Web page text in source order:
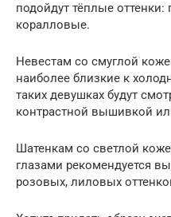
подойдут тёплые
коралловые.
Невестам со смуглой
наиболее близкие к
таких девушках будут
контрастной вышивкой
Шатенкам со светлой
глазами рекомендуется
розовых, лиловых